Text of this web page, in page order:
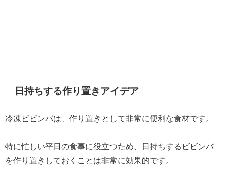
日持ちする作り置きアイデア
冷凍ビビンバは、作り置きとして非常に便利な食材です。
特に忙しい平日の食事に役立つため、日持ちするビビンバ
を作り置きしておくことは非常に効果的です。